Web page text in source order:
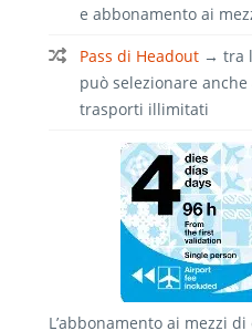
e abbonamento ai
Pass di Headout → tra
può selezionare
trasporti illimitati
L’abbonamento ai mezzi